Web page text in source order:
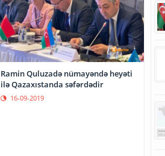
Ramin Quluzadə nümayəndə heyəti
ilə Qazaxıstanda səfərdədir
16-09-2019